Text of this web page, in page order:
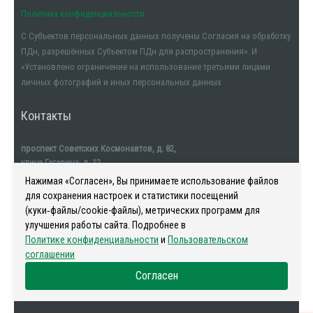
Стоимость (число в рублях)
Политика конфиденциальности
С Субъектов персональных данных получены Согласия на обработку
ПДн, разрешённых Субъектом ПДн для распространения». И
«Установлено ограничение на использование третьими лицами
личных фотографий и иных персональных данных
Контакты
проспект Советских Космонавтов, д. 82,
улица Гагарина, д. 12
тел. +7911-554-32-32
Наша история
Нажимая «Согласен», Вы принимаете использование файлов
для сохранения настроек и статистики посещений
(куки‑файлы/cookie-файлы), метрических программ для
улучшения работы сайта. Подробнее в
Политике конфиденциальности и Пользовательском
соглашении
Согласен